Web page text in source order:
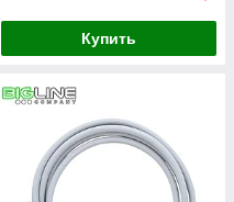
Купить